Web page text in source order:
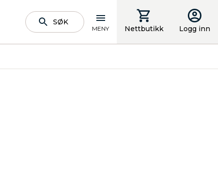
SØK
MENY Nettbutikk Logg inn